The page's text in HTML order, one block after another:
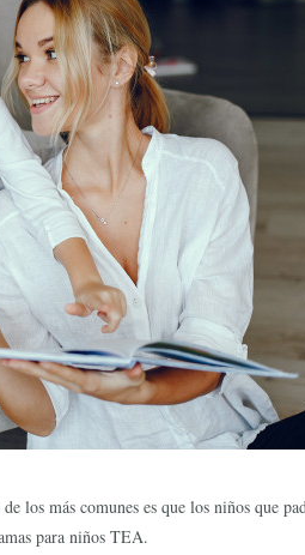
más comunes es que los niños que
para niños TEA.